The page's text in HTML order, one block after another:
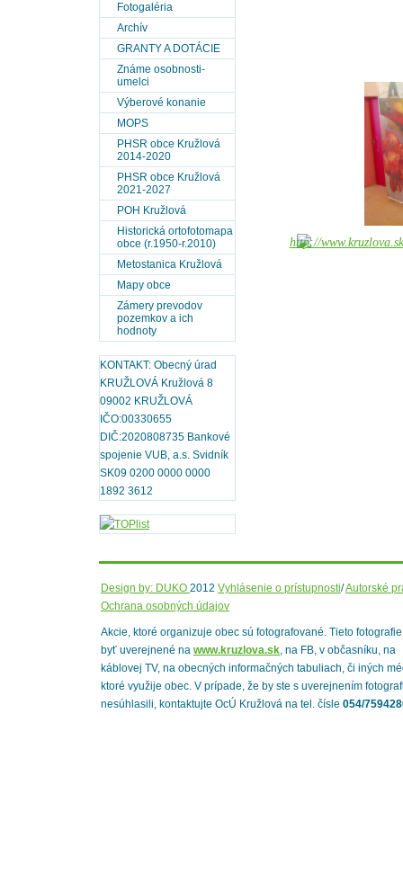
Fotogaléria
Archív
GRANTY A DOTÁCIE
Známe osobnosti-
umelci
Výberové konanie
MOPS
PHSR obce Kružlová
2014-2020
PHSR obce Kružlová
2021-2027
POH Kružlová
Historická ortofotomapa
obce (r.1950-r.2010)
Metostanica Kružlová
Mapy obce
Zámery prevodov
pozemkov a ich
hodnoty
KONTAKT: Obecný úrad
KRUŽLOVÁ Kružlová 8
09002 KRUŽLOVÁ
IČO:00330655
DIČ:2020808735 Bankové
spojenie VUB, a.s. Svidník
SK09 0200 0000 0000
1892 3612
Design by: DUKO 2012 Vyhlásenie o prístupnosti/Autorské
Ochrana osobných údajov
Akcie, ktoré organizuje obec sú fotografované. Tieto
byť uverejnené na www.kruzlova.sk, na FB, v občasníku, na
káblovej TV, na obecných informačných tabuliach, či iných
ktoré využije obec. V prípade, že by ste s uverejnením
nesúhlasili, kontaktujte OcÚ Kružlová na tel. čísle 054/